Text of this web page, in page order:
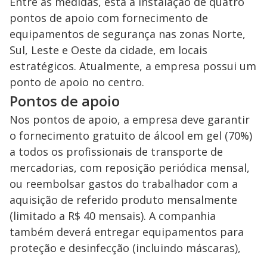
pontos de apoio com fornecimento de
equipamentos de segurança nas zonas Norte,
Sul, Leste e Oeste da cidade, em locais
estratégicos. Atualmente, a empresa possui um
ponto de apoio no centro.
Pontos de apoio
Nos pontos de apoio, a empresa deve garantir
o fornecimento gratuito de álcool em gel (70%)
a todos os profissionais de transporte de
mercadorias, com reposição periódica mensal,
ou reembolsar gastos do trabalhador com a
aquisição de referido produto mensalmente
(limitado a R$ 40 mensais). A companhia
também deverá entregar equipamentos para
proteção e desinfecção (incluindo máscaras),